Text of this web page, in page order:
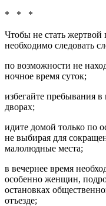
* * *
Чтобы не стать жертвой
необходимо следовать
по возможности не
ночное время суток;
избегайте пребывания
дворах;
идите домой только по
не выбирая для
малолюдные места;
в вечернее время
особенно женщин,
остановках
отъезде;